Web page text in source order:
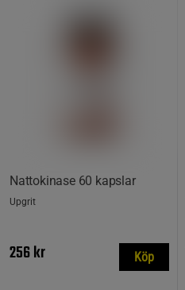
Nattokinase 60 kapslar
Upgrit
256 kr Köp